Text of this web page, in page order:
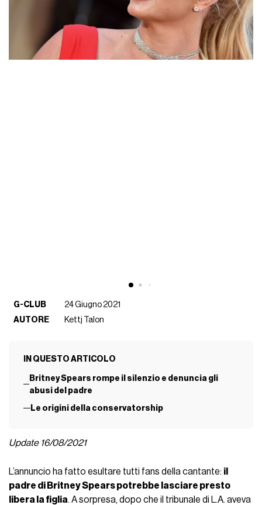
G-CLUB
24 Giugno 2021
AUTORE
Kettj Talon
IN QUESTO ARTICOLO
Britney Spears rompe il silenzio e denuncia gli
abusi del padre
Le origini della conservatorship
Update 16/08/2021
L’annuncio ha fatto esultare tutti fans della cantante: il
padre di Britney Spears potrebbe lasciare presto
libera la figlia. A sorpresa, dopo che il tribunale di L.A. aveva